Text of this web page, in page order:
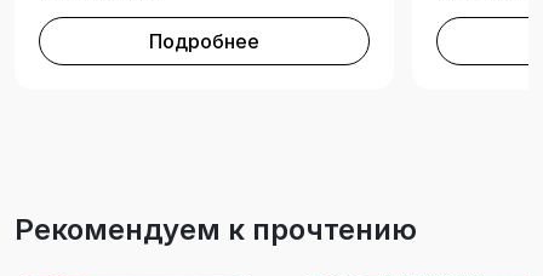
Подробнее
Рекомендуем к прочтению